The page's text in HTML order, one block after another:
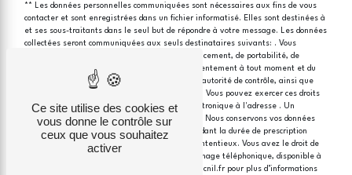
** Les données personnelles communiquées sont nécessaires aux fins de vous
contacter et sont enregistrées dans un fichier informatisé. Elles sont destinées à
et ses sous-traitants dans le seul but de répondre à votre message. Les données
collectées seront communiquées aux seuls destinataires suivants: . Vous
disposez de droits d’accès, de rectification, d’effacement, de portabilité, de
limitation, d’opposition, de retrait de votre consentement à tout moment et du
droit d’introduire une réclamation auprès d’une autorité de contrôle, ainsi que
d’organiser le sort de vos données post-mortem. Vous pouvez exercer ces droits
par voie postale à l'adresse ou par courrier électronique à l'adresse . Un
justificatif d'identité pourra vous être demandé. Nous conservons vos données
pendant la période de prise de contact puis pendant la durée de prescription
légale aux fins probatoires et de gestion des contentieux. Vous avez le droit de
vous inscrire sur la liste d'opposition au démarchage téléphonique, disponible à
. Consultez le site cnil.fr pour plus d’informations
Ce site utilise des cookies et
vous donne le contrôle sur
ceux que vous souhaitez
activer